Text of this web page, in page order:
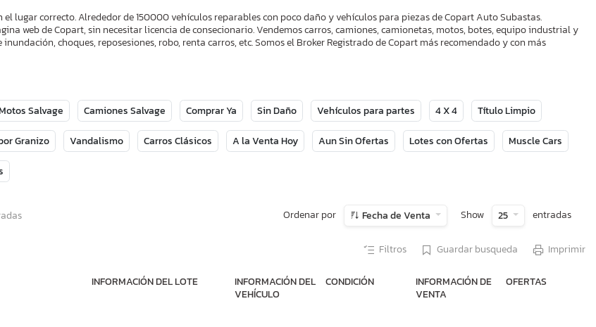
el lugar correcto. Alrededor de 150000 vehículos reparables con poco daño y vehículos para piezas de Copart Auto Subastas.
web de Copart, sin necesitar licencia de consecionario. Vendemos carros, camiones, camionetas, motos, botes, equipo industrial y
choques, reposesiones, robo, renta carros, etc. Somos el Broker Registrado de Copart más recomendado y con más
Salvage Camiones Salvage Comprar Ya Sin Daño Vehículos para partes 4 X 4 Título Limpio
Granizo Vandalismo Carros Clásicos A la Venta Hoy Aun Sin Ofertas Lotes con Ofertas Muscle Cars
Ordenar por Fecha de Venta Show 25 entradas
Filtros Guardar busqueda Imprimir
INFORMACIÓN DEL LOTE
INFORMACIÓN DEL
VEHÍCULO
CONDICIÓN
INFORMACIÓN DE
VENTA
OFERTAS